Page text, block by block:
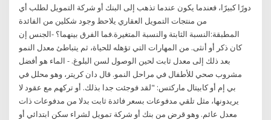
دورًا كبيرًا، فعندما يكون عندما تذهب إلى البنك أو شركة التمويل لطلب أي
من منتجات التمويل العقاري يلاحظ وجود شكلين من الفائدة
المطبقة:النسبة الثابتة والنسبة المتغيرة.فما الفرق بينهما؟ -الجنس إن
كان ذكر أو أنثى. من المهارات التي تؤهله للحياة، ثم يتباطئ معدل النمو
بعد ذلك إلى معدل ثابت لحين الوصول لسن البلوغ. - الماء هو أفضل
مشروب صحي للأطفال في مراحل النمو. قال دان كريتر، وهو محلل في
بي إم أو كابيتال ماركتس: "لقد فوجئت جدا بذلك. أو تركهم مع عقود لا
يريدونها، مثل تلقي مدفوعات بسعر فائدة ثابت بدلا من مدفوعات ذات
معدل عائم. وهو قرض من بنك أو شركة تمويل لشراء سكن ابتدائي أو